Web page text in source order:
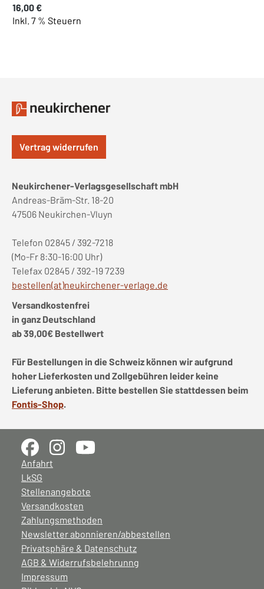
Vertrag widerrufen
Neukirchener-Verlagsgesellschaft mbH
Andreas-Bräm-Str. 18-20
47506 Neukirchen-Vluyn
Telefon 02845 / 392-7218
(Mo-Fr 8:30-16:00 Uhr)
Telefax 02845 / 392-19 7239
bestellen(at)neukirchener-verlage.de
Versandkostenfrei
in ganz Deutschland
ab 39,00€ Bestellwert
Für Bestellungen in die Schweiz können wir aufgrund
hoher Lieferkosten und Zollgebühren leider keine
Lieferung anbieten. Bitte bestellen Sie stattdessen beim
Fontis-Shop.
Anfahrt
LkSG
Stellenangebote
Versandkosten
Zahlungsmethoden
Newsletter abonnieren/abbestellen
Privatsphäre & Datenschutz
AGB & Widerrufsbelehrunng
Impressum